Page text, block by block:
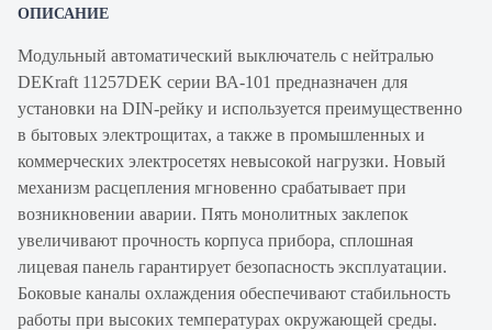
ОПИСАНИЕ
Модульный автоматический выключатель с нейтралью
DEKraft 11257DEK серии ВА-101 предназначен для
установки на DIN-рейку и используется преимущественно
в бытовых электрощитах, а также в промышленных и
коммерческих электросетях невысокой нагрузки. Новый
механизм расцепления мгновенно срабатывает при
возникновении аварии. Пять монолитных заклепок
увеличивают прочность корпуса прибора, сплошная
лицевая панель гарантирует безопасность эксплуатации.
Боковые каналы охлаждения обеспечивают стабильность
работы при высоких температурах окружающей среды.